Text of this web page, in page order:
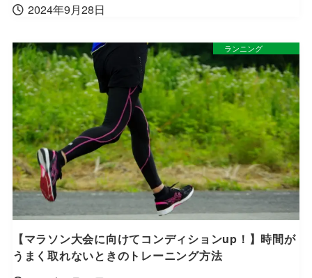
2024年9月28日
【マラソン大会に向けてコンディションup！】時間が
うまく取れないときのトレーニング方法
ランニング